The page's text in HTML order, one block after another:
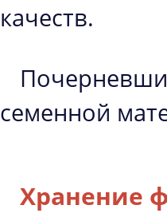
качеств.
семенной
Хранение